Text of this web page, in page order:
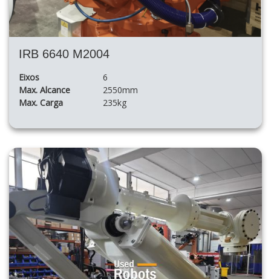
IRB 6640 M2004
Eixos
6
Max. Alcance
2550mm
Max. Carga
235kg